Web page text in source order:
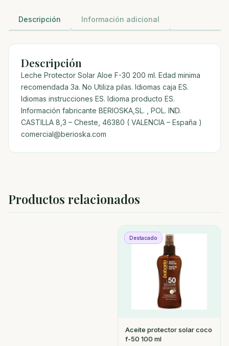
Descripción Información adicional
Descripción
Leche Protector Solar Aloe F-30 200 ml. Edad minima
recomendada 3a. No Utiliza pilas. Idiomas caja ES.
Idiomas instrucciones ES. Idioma producto ES.
Información fabricante BERIOSKA,SL. , POL. IND.
CASTILLA 8,3 – Cheste, 46380 ( VALENCIA – España )
comercial@berioska.com
Productos relacionados
Destacado
Aceite protector solar coco
f-50 100 ml